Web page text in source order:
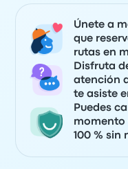
Únete a
que
rutas en
Disfruta
atención
te asiste
Puedes
momento
100 % sin